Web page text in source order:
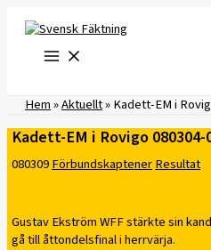
innehåll
Hem»Aktuellt»Kadett-EM i
Kadett-EM i Rovigo 080304-
080309FörbundskaptenerResultat
Gustav Ekström WFF stärkte sin
gå till åttondelsfinal i herrvärja.